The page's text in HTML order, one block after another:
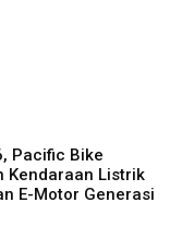
Pacific Bike
Kendaraan Listrik
E-Motor Generasi